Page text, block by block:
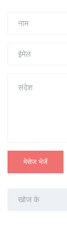
मेसेज भेजें